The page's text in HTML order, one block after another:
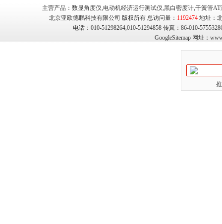
主营产品：数显角度仪,电动机经济运行测试仪,黑白密度计,干簧管
北京亚欧德鹏科技有限公司 版权所有 总访问量： 1192474地址：
电话：010-51298264,010-51294858 传真：86-010-
GoogleSitemap网址：